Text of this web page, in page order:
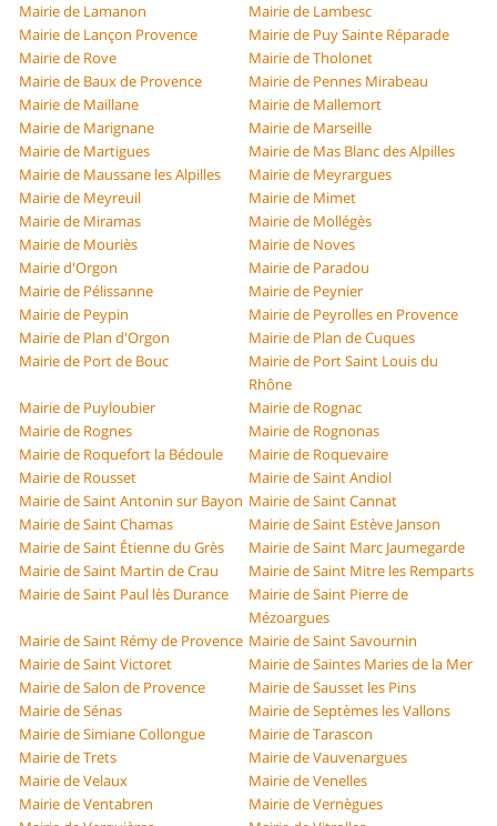
Mairie de Lamanon
Mairie de Lambesc
Mairie de Lançon Provence
Mairie de Puy Sainte Réparade
Mairie de Rove
Mairie de Tholonet
Mairie de Baux de Provence
Mairie de Pennes Mirabeau
Mairie de Maillane
Mairie de Mallemort
Mairie de Marignane
Mairie de Marseille
Mairie de Martigues
Mairie de Mas Blanc des Alpilles
Mairie de Maussane les Alpilles
Mairie de Meyrargues
Mairie de Meyreuil
Mairie de Mimet
Mairie de Miramas
Mairie de Mollégès
Mairie de Mouriès
Mairie de Noves
Mairie d'Orgon
Mairie de Paradou
Mairie de Pélissanne
Mairie de Peynier
Mairie de Peypin
Mairie de Peyrolles en Provence
Mairie de Plan d'Orgon
Mairie de Plan de Cuques
Mairie de Port de Bouc
Mairie de Port Saint Louis du
Rhône
Mairie de Puyloubier
Mairie de Rognac
Mairie de Rognes
Mairie de Rognonas
Mairie de Roquefort la Bédoule
Mairie de Roquevaire
Mairie de Rousset
Mairie de Saint Andiol
Mairie de Saint Antonin sur Bayon Mairie de Saint Cannat
Mairie de Saint Chamas
Mairie de Saint Estève Janson
Mairie de Saint Étienne du Grès
Mairie de Saint Marc Jaumegarde
Mairie de Saint Martin de Crau
Mairie de Saint Mitre les Remparts
Mairie de Saint Paul lès Durance
Mairie de Saint Pierre de
Mézoargues
Mairie de Saint Rémy de Provence Mairie de Saint Savournin
Mairie de Saint Victoret
Mairie de Saintes Maries de la Mer
Mairie de Salon de Provence
Mairie de Sausset les Pins
Mairie de Sénas
Mairie de Septèmes les Vallons
Mairie de Simiane Collongue
Mairie de Tarascon
Mairie de Trets
Mairie de Vauvenargues
Mairie de Velaux
Mairie de Venelles
Mairie de Ventabren
Mairie de Vernègues